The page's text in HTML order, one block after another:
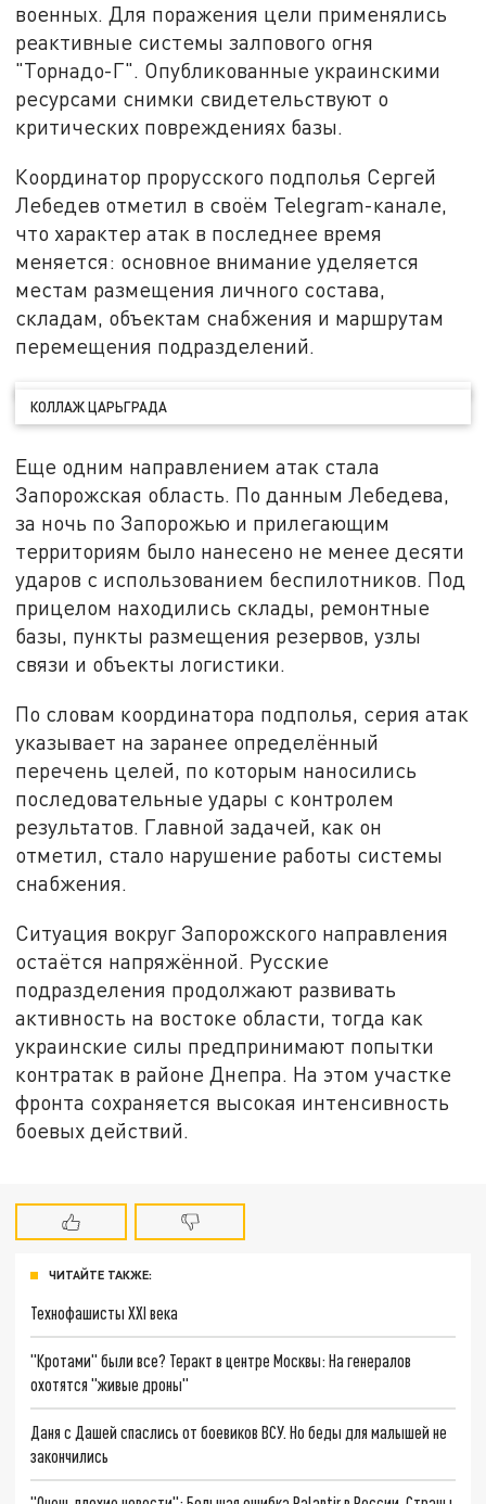
военных. Для поражения цели применялись
реактивные системы залпового огня
"Торнадо-Г". Опубликованные украинскими
ресурсами снимки свидетельствуют о
критических повреждениях базы.
Координатор прорусского подполья Сергей
Лебедев отметил в своём Telegram-канале,
что характер атак в последнее время
меняется: основное внимание уделяется
местам размещения личного состава,
складам, объектам снабжения и маршрутам
перемещения подразделений.
КОЛЛАЖ ЦАРЬГРАДА
Еще одним направлением атак стала
Запорожская область. По данным Лебедева,
за ночь по Запорожью и прилегающим
территориям было нанесено не менее десяти
ударов с использованием беспилотников. Под
прицелом находились склады, ремонтные
базы, пункты размещения резервов, узлы
связи и объекты логистики.
По словам координатора подполья, серия атак
указывает на заранее определённый
перечень целей, по которым наносились
последовательные удары с контролем
результатов. Главной задачей, как он
отметил, стало нарушение работы системы
снабжения.
Ситуация вокруг Запорожского направления
остаётся напряжённой. Русские
подразделения продолжают развивать
активность на востоке области, тогда как
украинские силы предпринимают попытки
контратак в районе Днепра. На этом участке
фронта сохраняется высокая интенсивность
боевых действий.
ЧИТАЙТЕ ТАКЖЕ:
Технофашисты XXI века
"Кротами" были все? Теракт в центре Москвы: На генералов
охотятся "живые дроны"
Даня с Дашей спаслись от боевиков ВСУ. Но беды для малышей не
закончились